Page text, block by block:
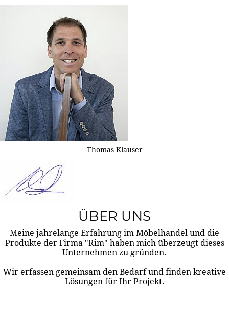
Thomas Klauser
ÜBER UNS
Meine jahrelange Erfahrung im Möbelhandel und die
Produkte der Firma "Rim" haben mich überzeugt dieses
Unternehmen zu gründen.
Wir erfassen gemeinsam den Bedarf und finden kreative
Lösungen für Ihr Projekt.